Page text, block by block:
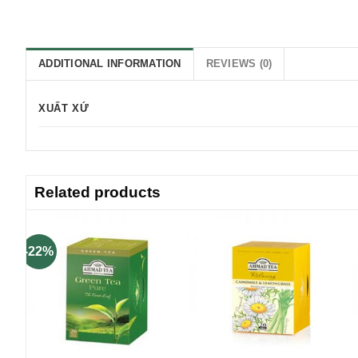
ADDITIONAL INFORMATION REVIEWS (0)
XUẤT XỨ
Related products
-22%